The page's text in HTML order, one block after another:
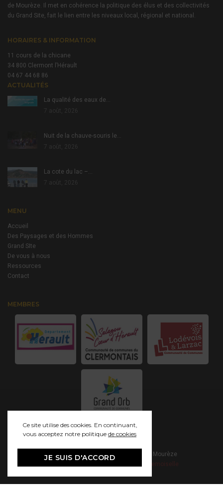
de Mourèze. Il met en cohérence la politique des élus et des collectivités
du Grand Site, fait le lien entre les niveaux local, régional et national.
HORAIRES & INFORMATION
11 cours de la chicane
34 800 Clermont l’Hérault
04 67 44 68 86
ACTUALITÉS
La qualité des eaux de…
Nuit de la chauve-souris le…
La cote du lac –…
MENU
Accueil
Des Paysages et des Hommes
Grand SIte
De vous à nous
Ressources
Contact
MEMBRES
© 2021 Grand Site Salagou - Cirque de Mourèze
Création - Studio Mademoiselle
Ce site utilise des cookies. En continuant,
vous acceptez notre politique de cookies
JE SUIS D'ACCORD